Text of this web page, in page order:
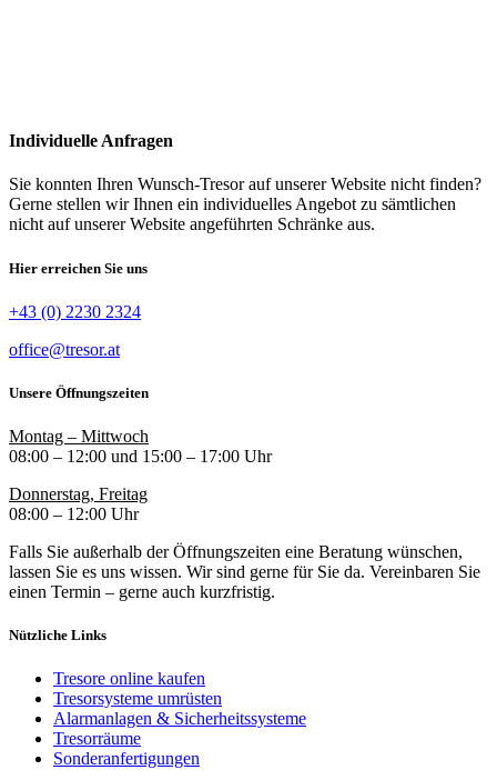
Individuelle Anfragen
Sie konnten Ihren Wunsch-Tresor auf unserer Website nicht finden?
Gerne stellen wir Ihnen ein individuelles Angebot zu sämtlichen
nicht auf unserer Website angeführten Schränke aus.
Hier erreichen Sie uns
+43 (0) 2230 2324
office@tresor.at
Unsere Öffnungszeiten
Montag – Mittwoch
08:00 – 12:00 und 15:00 – 17:00 Uhr
Donnerstag, Freitag
08:00 – 12:00 Uhr
Falls Sie außerhalb der Öffnungszeiten eine Beratung wünschen,
lassen Sie es uns wissen. Wir sind gerne für Sie da. Vereinbaren Sie
einen Termin – gerne auch kurzfristig.
Nützliche Links
Tresore online kaufen
Tresorsysteme umrüsten
Alarmanlagen & Sicherheitssysteme
Tresorräume
Sonderanfertigungen